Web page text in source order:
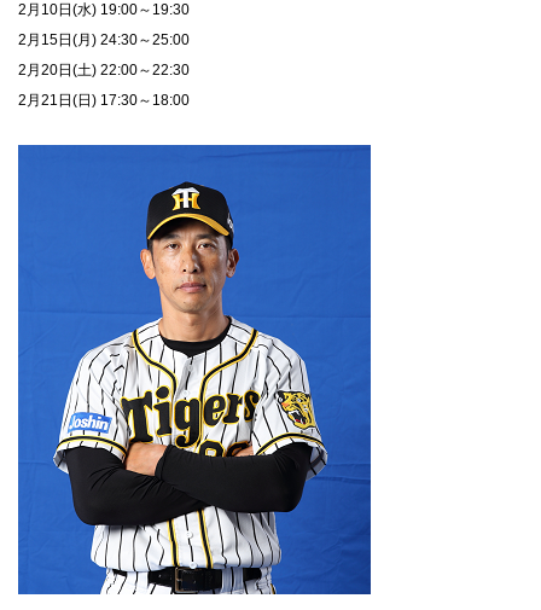
2月10日(水) 19:00～19:30
2月15日(月) 24:30～25:00
2月20日(土) 22:00～22:30
2月21日(日) 17:30～18:00